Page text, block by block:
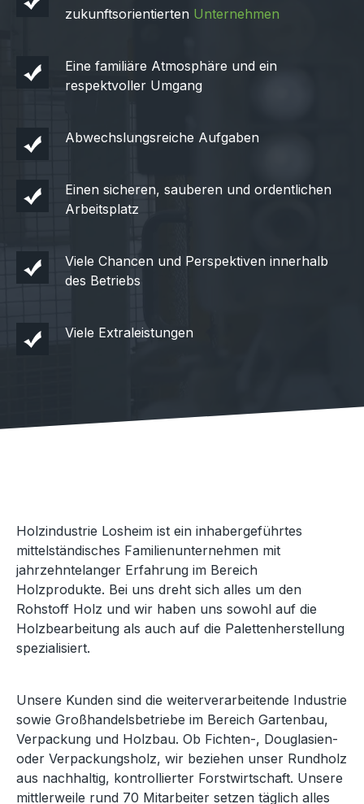
zukunftsorientierten Unternehmen
Eine familiäre Atmosphäre und ein
respektvoller Umgang
Abwechslungsreiche Aufgaben
Einen sicheren, sauberen und ordentlichen
Arbeitsplatz
Viele Chancen und Perspektiven innerhalb
des Betriebs
Viele Extraleistungen
Holzindustrie Losheim ist ein inhabergeführtes
mittelständisches Familienunternehmen mit
jahrzehntelanger Erfahrung im Bereich
Holzprodukte. Bei uns dreht sich alles um den
Rohstoff Holz und wir haben uns sowohl auf die
Holzbearbeitung als auch auf die Palettenherstellung
spezialisiert.
Unsere Kunden sind die weiterverarbeitende Industrie
sowie Großhandelsbetriebe im Bereich Gartenbau,
Verpackung und Holzbau. Ob Fichten-, Douglasien-
oder Verpackungsholz, wir beziehen unser Rundholz
aus nachhaltig, kontrollierter Forstwirtschaft. Unsere
mittlerweile rund 70 Mitarbeiter setzen täglich alles